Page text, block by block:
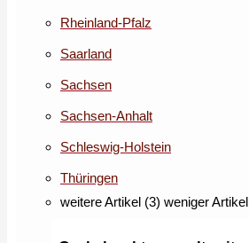
Rheinland-Pfalz
Saarland
Sachsen
Sachsen-Anhalt
Schleswig-Holstein
Thüringen
weitere Artikel (3) weniger Artikel